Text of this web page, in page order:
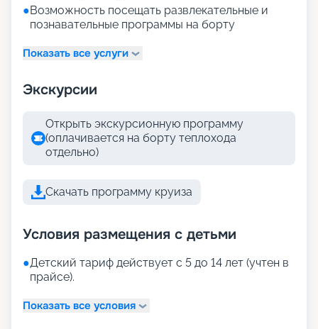
●Возможность посещать развлекательные и
познавательные программы на борту
Показать все услуги
Экскурсии
Открыть экскурсионную программу
(оплачивается на борту теплохода
отдельно)
Скачать программу круиза
Условия размещения с детьми
●Детский тариф действует с 5 до 14 лет (учтен в
прайсе).
Показать все условия